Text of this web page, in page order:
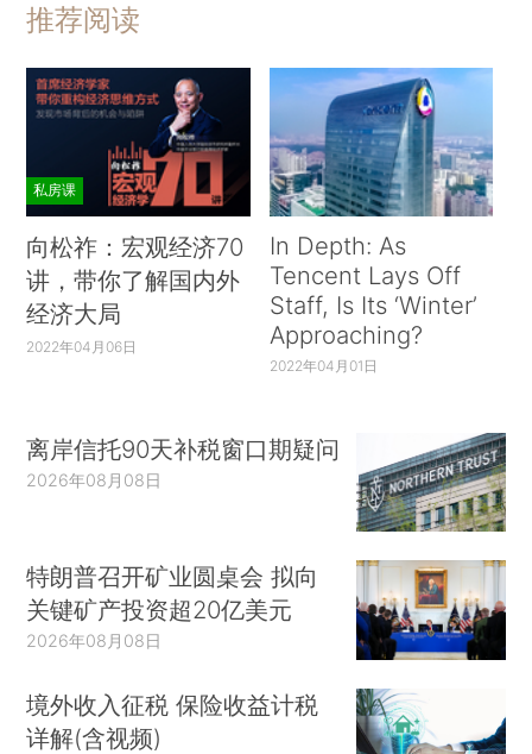
推荐阅读
私房课
向松祚：宏观经济70
讲，带你了解国内外
经济大局
2022年04月06日
In Depth: As
Tencent Lays Off
Staff, Is Its ‘Winter’
Approaching?
2022年04月01日
离岸信托90天补税窗口期疑问
2026年08月08日
特朗普召开矿业圆桌会 拟向
关键矿产投资超20亿美元
2026年08月08日
境外收入征税 保险收益计税
详解(含视频)